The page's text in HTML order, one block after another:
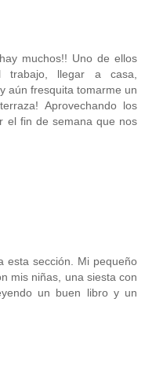
muchos!! Uno de ellos
trabajo, llegar a casa,
aún fresquita tomarme un
Aprovechando los
el fin de semana que nos
esta sección. Mi pequeño
mis niñas, una siesta con
un buen libro y un